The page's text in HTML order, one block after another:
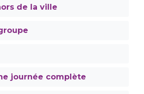
de la ville
journée complète